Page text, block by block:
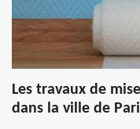
Les travaux de
dans la ville de